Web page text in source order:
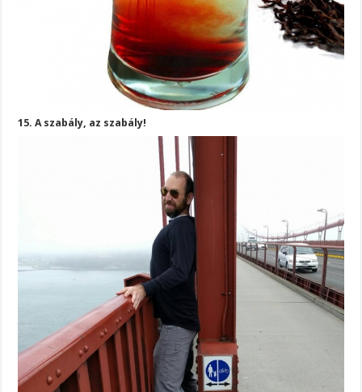
15. A szabály, az szabály!